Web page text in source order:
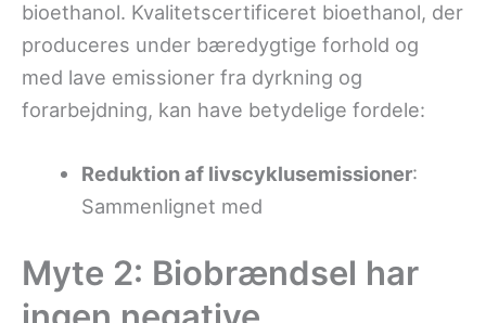
bioethanol. Kvalitetscertificeret bioethanol, der
produceres under bæredygtige forhold og
med lave emissioner fra dyrkning og
forarbejdning, kan have betydelige fordele:
Reduktion af livscyklusemissioner:
Sammenlignet med
Myte 2: Biobrændsel har